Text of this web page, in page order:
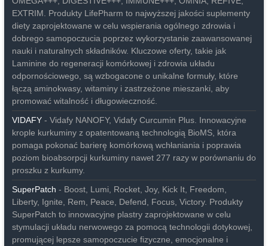
EXTRIM. Produkty LifePharm to najwyższej jakości suplementy
diety zaprojektowane w celu wspierania ogólnego zdrowia i
dobrego samopoczucia poprzez wykorzystanie zaawansowanej
nauki i naturalnych składników. Kluczowe oferty, takie jak
Laminine do regeneracji komórkowej i zdrowia układu
odpornościowego, są wzbogacone o unikalne formuły, które
łączą aminokwasy, witaminy i zastrzeżone mieszanki, aby
promować witalność i długowieczność.
VIDAFY- Vidafy NANOFY, Vidafy Curcumin Plus. Innowacyjne
krople kurkuminy z opatentowaną technologią BioMS, która
pomaga pokonać barierę komórkową wchłaniania i poprawia
poziom bioabsorpcji kurkuminy nawet 277 razy w porównaniu do
proszku z kurkumy.
SuperPatch - Boost, Lumi, Rocket, Joy, Kick It, Freedom,
Liberty, Ignite, Rem, Peace, Defend, Focus, Victory. Produkty
SuperPatch to innowacyjne plastry zaprojektowane w celu
stymulacji układu nerwowego za pomocą technologii dotykowej,
promującej lepsze samopoczucie fizyczne, emocjonalne i